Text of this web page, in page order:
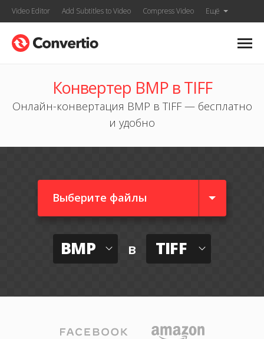
Video Editor Add Subtitles to Video Compress Video Ещё
Конвертер BMP в TIFF
Онлайн-конвертация BMP в TIFF — бесплатно
и удобно
Выберите файлы
BMP в TIFF